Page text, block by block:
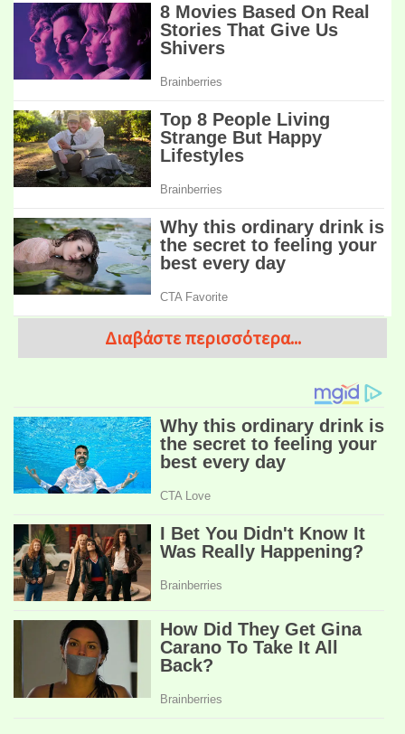
Διαβάστε περισσότερα...